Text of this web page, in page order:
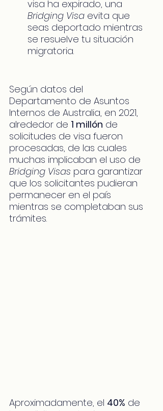
visa ha expirado, una
Bridging Visa evita que
seas deportado mientras
se resuelve tu situación
migratoria.
Según datos del
Departamento de Asuntos
Internos de Australia, en 2021,
alrededor de 1 millón de
solicitudes de visa fueron
procesadas, de las cuales
muchas implicaban el uso de
Bridging Visas para garantizar
que los solicitantes pudieran
permanecer en el país
mientras se completaban sus
trámites.
Aproximadamente, el 40% de